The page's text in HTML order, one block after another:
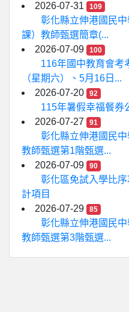
2026-07-31
109
彰化縣立伸港國民
課）教師甄選簡章(...
2026-07-09
100
116年國中教育會考
（星期六）、5月16日...
2026-07-20
92
115年暑假幸福餐券
2026-07-27
91
彰化縣立伸港國民
教師甄選第1階甄選...
2026-07-09
90
彰化區免試入學比
計項目
2026-07-29
85
彰化縣立伸港國民
教師甄選第3階甄選...